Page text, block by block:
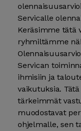
Servicalle
Keräsimme tätä
ryhmiltämme
Servican
ihmisiin ja
vaikutuksia.
tärkeimmät
muodostavat
ohjelmalle, sen